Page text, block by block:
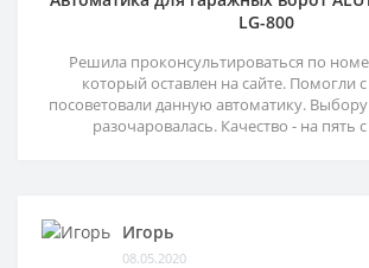
LG-800
Решила проконсультироваться по
который оставлен на сайте. Помогли
посоветовали данную автоматику.
разочаровалась. Качество - на пять
Игорь
08.05.2020